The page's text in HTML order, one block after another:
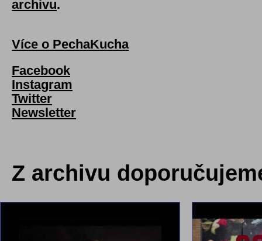
archivu.
Více o PechaKucha
Facebook
Instagram
Twitter
Newsletter
Z archivu